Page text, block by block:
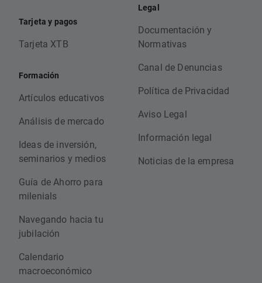
Tarjeta y pagos
Tarjeta XTB
Formación
Artículos educativos
Análisis de mercado
Ideas de inversión,
seminarios y medios
Guía de Ahorro para
milenials
Navegando hacia tu
jubilación
Calendario
macroeconómico
Legal
Documentación y
Normativas
Canal de Denuncias
Política de Privacidad
Aviso Legal
Información legal
Noticias de la empresa